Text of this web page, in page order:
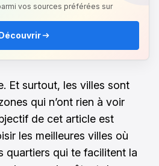
vos sources préférées sur
Et surtout, les villes sont
qui n’ont rien à voir
de cet article est
les meilleures villes où
quartiers qui te facilitent la